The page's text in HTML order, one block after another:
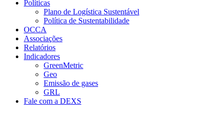
Políticas
Plano de Logística Sustentável
Política de Sustentabilidade
OCCA
Associações
Relatórios
Indicadores
GreenMetric
Geo
Emissão de gases
GRL
Fale com a DEXS